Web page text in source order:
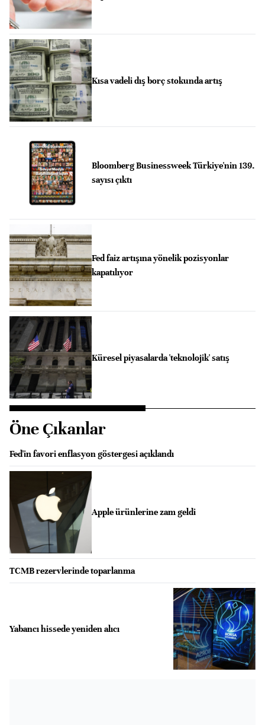
Kısa vadeli dış borç stokunda artış
Bloomberg Businessweek Türkiye'nin 139.
sayısı çıktı
Fed faiz artışına yönelik pozisyonlar
kapatılıyor
Küresel piyasalarda 'teknolojik' satış
Öne Çıkanlar
Fed'in favori enflasyon göstergesi açıklandı
Apple ürünlerine zam geldi
TCMB rezervlerinde toparlanma
Yabancı hissede yeniden alıcı